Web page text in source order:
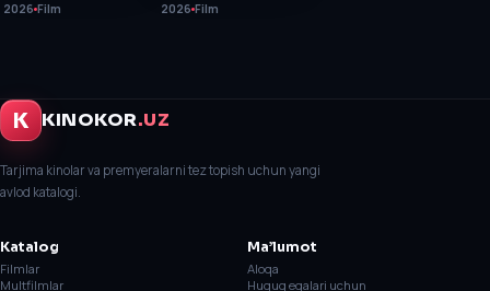
2026 Film 2026 Film
K KINOKOR.UZ
Tarjima kinolar va premyeralarni tez topish uchun yangi
avlod katalogi.
Katalog
Filmlar
Multfilmlar
Ma’lumot
Aloqa
Huquq egalari uchun